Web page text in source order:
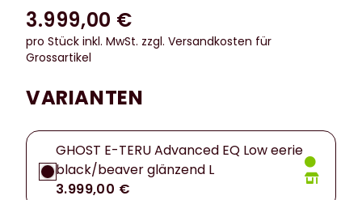
3.999,00 €
pro Stück inkl. MwSt. zzgl. Versandkosten für
Grossartikel
VARIANTEN
GHOST E-TERU Advanced EQ Low eerie
black/beaver glänzend L
3.999,00 €